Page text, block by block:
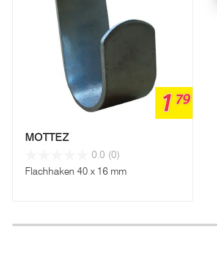
1 79
MOTTEZ
0.0 (0)
Flachhaken 40 x 16 mm